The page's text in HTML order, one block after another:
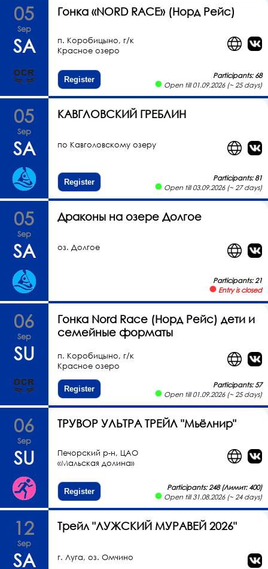
05
Sep
SA
Гонка «NORD RACE» (Норд Рейс)
п. Коробицыно, г/к
Красное озеро
Register
Participants: 68
Open till 01.09.2026 (~ 25 days)
05
Sep
SA
КАВГЛОВСКИЙ ГРЕБЛИН
по Кавголовскому озеру
Register
Participants: 81
Open till 03.09.2026 (~ 27 days)
05
Sep
SA
Драконы на озере Долгое
оз. Долгое
Participants: 21
Entry is closed
06
Sep
SU
Гонка Nord Race (Норд Рейс) дети и
семейные форматы
п. Коробицыно, г/к
Красное озеро
Register
Participants: 57
Open till 01.09.2026 (~ 25 days)
06
Sep
SU
ТРУВОР УЛЬТРА ТРЕЙЛ "Мьёлнир"
Печорский р-н, ЦАО
«Мальская долина»
Register
Participants: 248 (Лимит: 400)
Open till 31.08.2026 (~ 24 days)
12
Sep
SA
Трейл "ЛУЖСКИЙ МУРАВЕЙ 2026"
г. Луга, оз. Омчино